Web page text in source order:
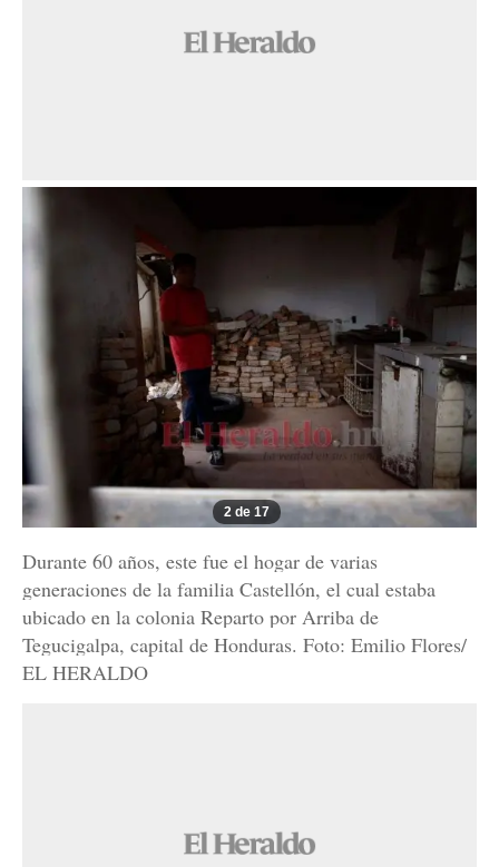
2 de 17
Durante 60 años, este fue el hogar de varias
generaciones de la familia Castellón, el cual estaba
ubicado en la colonia Reparto por Arriba de
Tegucigalpa, capital de Honduras. Foto: Emilio Flores/
EL HERALDO